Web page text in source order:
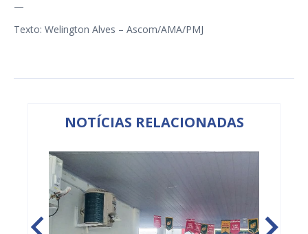
—
Texto: Welington Alves – Ascom/AMA/PMJ
NOTÍCIAS RELACIONADAS